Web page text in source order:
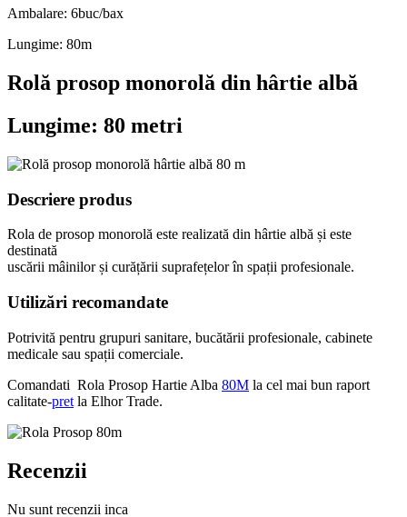
Ambalare: 6buc/bax
Lungime: 80m
Rolă prosop monorolă din hârtie albă
Lungime: 80 metri
Descriere produs
Rola de prosop monorolă este realizată din hârtie albă și este
destinată
uscării mâinilor și curățării suprafețelor în spații profesionale.
Utilizări recomandate
Potrivită pentru grupuri sanitare, bucătării profesionale, cabinete
medicale sau spații comerciale.
Comandati Rola Prosop Hartie Alba 80M la cel mai bun raport
calitate-pret la Elhor Trade.
Recenzii
Nu sunt recenzii inca